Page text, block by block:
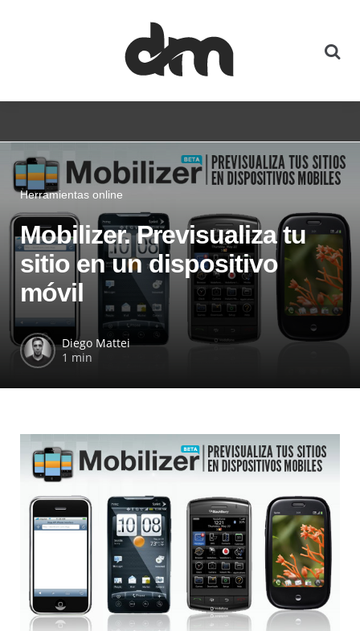
Herramientas online
Mobilizer. Previsualiza tu
sitio en un dispositivo
móvil
Diego Mattei
1 min